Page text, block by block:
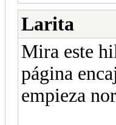
Larita
Mira este
página
empieza